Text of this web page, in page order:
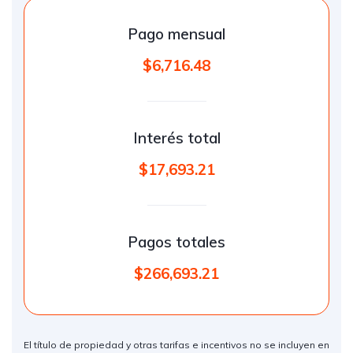
Pago mensual
$6,716.48
Interés total
$17,693.21
Pagos totales
$266,693.21
El título de propiedad y otras tarifas e incentivos no se incluyen en